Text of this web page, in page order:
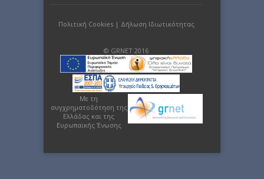
Πολιτική Cookies| Δήλωση Ιδιωτικότητας
© GRNET 2016
Με τη
συγχρηματοδότηση της
Ελλάδας και της
Ευρωπαϊκής Ένωσης